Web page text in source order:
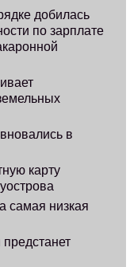
добилась
по зарплате
в
карту
самая низкая